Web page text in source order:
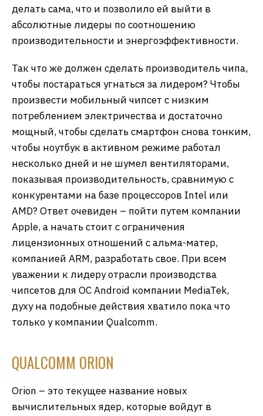
делать сама, что и позволило ей выйти в
абсолютные лидеры по соотношению
производительности и энергоэффективности.
Так что же должен сделать производитель чипа,
чтобы постараться угнаться за лидером? Чтобы
произвести мобильный чипсет с низким
потреблением электричества и достаточно
мощный, чтобы сделать смартфон снова тонким,
чтобы ноутбук в активном режиме работал
несколько дней и не шумел вентиляторами,
показывая производительность, сравнимую с
конкурентами на базе процессоров Intel или
AMD? Ответ очевиден – пойти путем компании
Apple, а начать стоит с ограничения
лицензионных отношений с альма-матер,
компанией ARM, разработать свое. При всем
уважении к лидеру отрасли производства
чипсетов для ОС Android компании MediaTek,
духу на подобные действия хватило пока что
только у компании Qualcomm.
QUALCOMM ORION
Orion – это текущее название новых
вычислительных ядер, которые войдут в